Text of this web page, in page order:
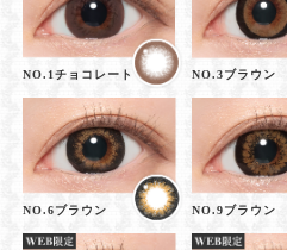
NO.1チョコレート NO.3ブラウン
NO.6ブラウン NO.9ブラウン